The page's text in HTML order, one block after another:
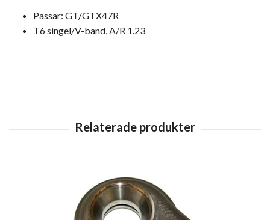
Passar: GT/GTX47R
T6 singel/V-band, A/R 1.23